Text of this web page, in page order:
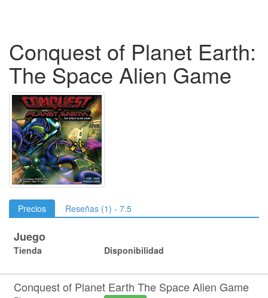
Conquest of Planet Earth:
The Space Alien Game
Precios Reseñas (1) - 7.5
Juego
Tienda Disponibilidad
Conquest of Planet Earth The Space Alien Game